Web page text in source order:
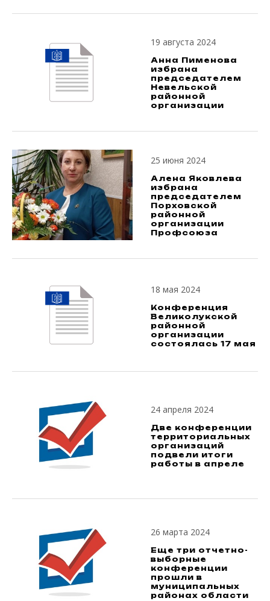
19 августа 2024
Анна Пименова
избрана
председателем
Невельской
районной
организации
25 июня 2024
Алена Яковлева
избрана
председателем
Порховской
районной
организации
Профсоюза
18 мая 2024
Конференция
Великолукской
районной
организации
состоялась 17 мая
24 апреля 2024
Две конференции
территориальных
организаций
подвели итоги
работы в апреле
26 марта 2024
Еще три отчетно-
выборные
конференции
прошли в
муниципальных
районах области